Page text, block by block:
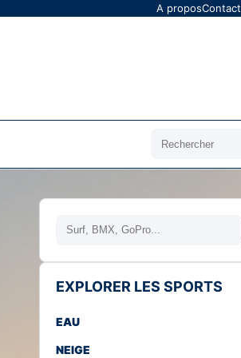
A proposContact
Rechercher
Rechercher
EXPLORER LES SPORTS
EAU
NEIGE